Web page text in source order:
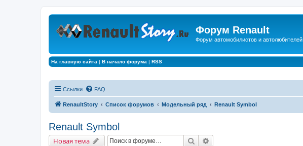
Форум Renault
Форум автомобилистов и автолюбителей
На главную сайта | В начало форума | RSS
Ссылки FAQ
RenaultStory Список форумов Модельный ряд Renault Symbol
Renault Symbol
Новая тема Поиск